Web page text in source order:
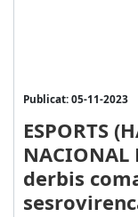
Publicat: 05-11-2023
ESPORTS
NACIONAL
derbis